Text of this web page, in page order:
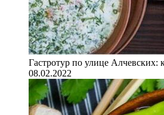
Гастротур по улице Алчевских:
08.02.2022